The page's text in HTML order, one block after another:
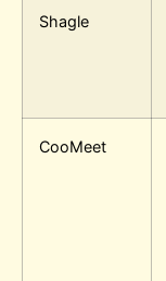
Shagle
CooMeet